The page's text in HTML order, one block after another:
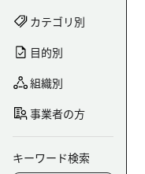
カテゴリ別
目的別
組織別
事業者の方
キーワード検索